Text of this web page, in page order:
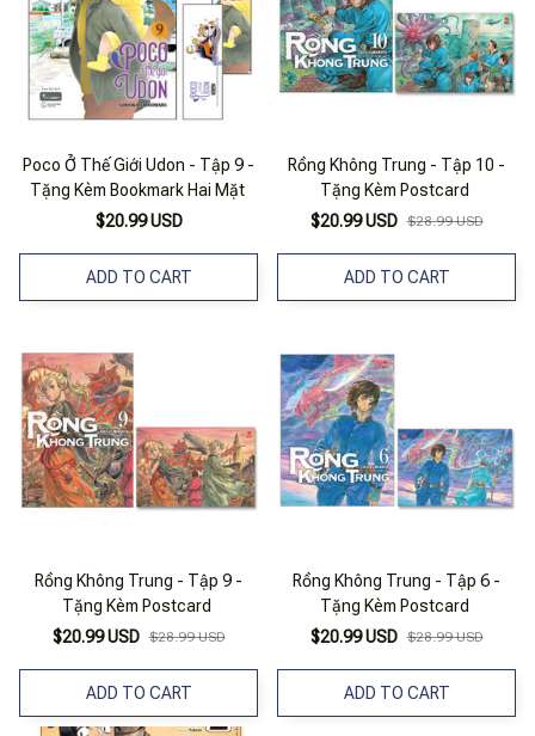
Poco Ở Thế Giới Udon - Tập 9 -
Tặng Kèm Bookmark Hai Mặt
$20.99 USD
ADD TO CART
Rồng Không Trung - Tập 10 -
Tặng Kèm Postcard
$20.99 USD $28.99 USD
ADD TO CART
Rồng Không Trung - Tập 9 -
Tặng Kèm Postcard
$20.99 USD $28.99 USD
ADD TO CART
Rồng Không Trung - Tập 6 -
Tặng Kèm Postcard
$20.99 USD $28.99 USD
ADD TO CART